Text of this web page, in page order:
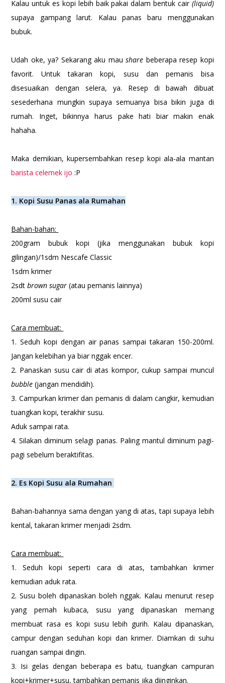
Kalau untuk es kopi lebih baik pakai dalam bentuk cair (liquid)
supaya gampang larut. Kalau panas baru menggunakan
bubuk.
Udah oke, ya? Sekarang aku maushare beberapa resep kopi
favorit. Untuk takaran kopi, susu dan pemanis bisa
disesuaikan dengan selera, ya. Resep di bawah dibuat
sesederhana mungkin supaya semuanya bisa bikin juga di
rumah. Inget, bikinnya harus pake hati biar makin enak
hahaha.
Maka demikian, kupersembahkan resep kopi ala-ala mantan
barista celemek ijo :P
1. Kopi Susu Panas ala Rumahan
Bahan-bahan:
200gram bubuk kopi (jika menggunakan bubuk kopi
gilingan)/1sdm Nescafe Classic
1sdm krimer
2sdtbrown sugar (atau pemanis lainnya)
200ml susu cair
Cara membuat:
1. Seduh kopi dengan air panas sampai takaran 150-200ml.
Jangan kelebihan ya biar nggak encer.
2. Panaskan susu cair di atas kompor, cukup sampai muncul
bubble(jangan mendidih).
3. Campurkan krimer dan pemanis di dalam cangkir, kemudian
tuangkan kopi, terakhir susu.
Aduk sampai rata.
4. Silakan diminum selagi panas. Paling mantul diminum pagi-
pagi sebelum beraktifitas.
2. Es Kopi Susu ala Rumahan
Bahan-bahannya sama dengan yang di atas, tapi supaya lebih
kental, takaran krimer menjadi 2sdm.
Cara membuat:
1. Seduh kopi seperti cara di atas, tambahkan krimer
kemudian aduk rata.
2. Susu boleh dipanaskan boleh nggak. Kalau menurut resep
yang pernah kubaca, susu yang dipanaskan memang
membuat rasa es kopi susu lebih gurih. Kalau dipanaskan,
campur dengan seduhan kopi dan krimer. Diamkan di suhu
ruangan sampai dingin.
3. Isi gelas dengan beberapa es batu, tuangkan campuran
kopi+krimer+susu, tambahkan pemanis jika diinginkan.